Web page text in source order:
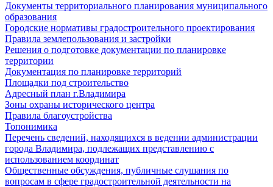
Документы территориального планирования муниципального
образования
Городские нормативы градостроительного проектирования
Правила землепользования и застройки
Решения о подготовке документации по планировке
территории
Документация по планировке территорий
Площадки под строительство
Адресный план г.Владимира
Зоны охраны исторического центра
Правила благоустройства
Топонимика
Перечень сведений, находящихся в ведении администрации
города Владимира, подлежащих представлению с
использованием координат
Общественные обсуждения, публичные слушания по
вопросам в сфере градостроительной деятельности на